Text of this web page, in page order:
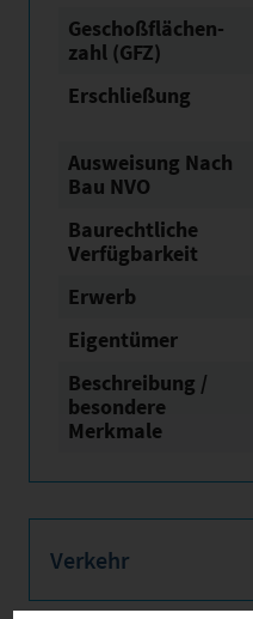
Geschoßflächen­
zahl (GFZ)
Erschließung
Ausweisung Nach
Bau NVO
Baurechtliche
Verfügbarkeit
Erwerb
Eigentümer
Beschreibung /
besondere
Merkmale
Verkehr